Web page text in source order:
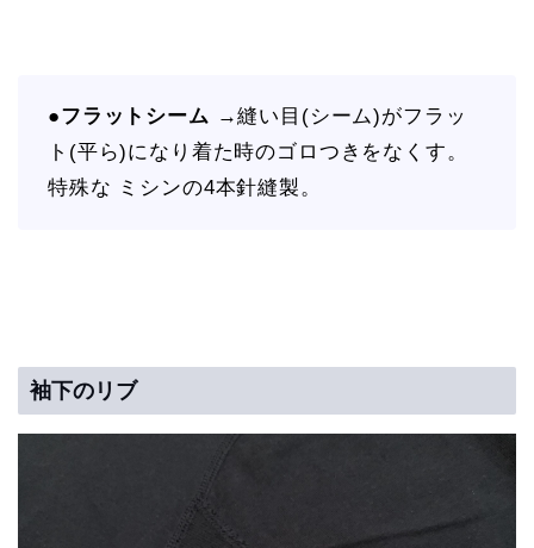
●フラットシーム →縫い目(シーム)がフラッ
ト(平ら)になり着た時のゴロつきをなくす。
特殊な ミシンの4本針縫製。
袖下のリブ